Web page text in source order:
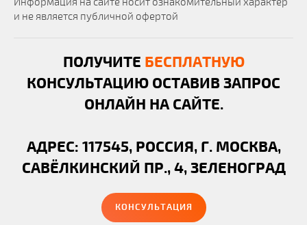
и не является публичной офертой
ПОЛУЧИТЕ БЕСПЛАТНУЮ
КОНСУЛЬТАЦИЮ ОСТАВИВ ЗАПРОС
ОНЛАЙН НА САЙТЕ.
АДРЕС: 117545, РОССИЯ, Г. МОСКВА,
САВЁЛКИНСКИЙ ПР., 4, ЗЕЛЕНОГРАД
КОНСУЛЬТАЦИЯ